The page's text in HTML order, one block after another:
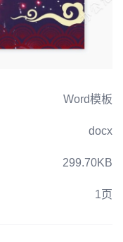
Word模板
docx
299.70KB
1页